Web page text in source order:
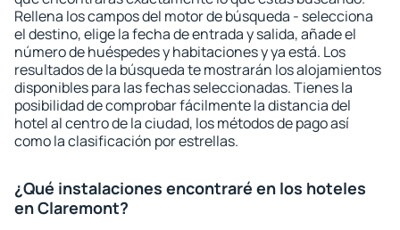
Rellena los campos del motor de búsqueda - selecciona
el destino, elige la fecha de entrada y salida, añade el
número de huéspedes y habitaciones y ya está. Los
resultados de la búsqueda te mostrarán los alojamientos
disponibles para las fechas seleccionadas. Tienes la
posibilidad de comprobar fácilmente la distancia del
hotel al centro de la ciudad, los métodos de pago así
como la clasificación por estrellas.
¿Qué instalaciones encontraré en los hoteles
en Claremont?